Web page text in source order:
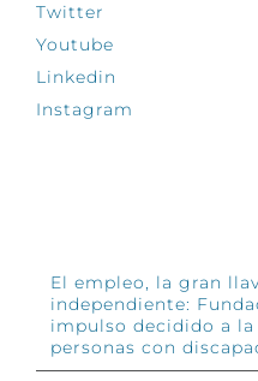
Twitter
Youtube
Linkedin
Instagram
El empleo, la gran
independiente:
impulso decidido a
personas con